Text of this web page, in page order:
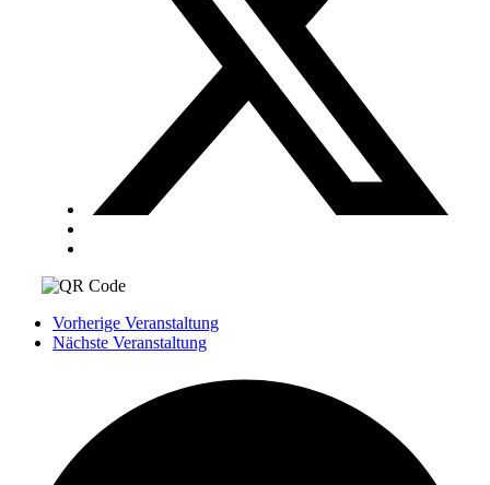
Vorherige Veranstaltung
Nächste Veranstaltung